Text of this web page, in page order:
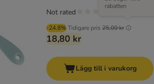
-24.8%Tidigare pris 25,00 kr
rabatten
18,80 kr
Not rated
Lägg till i varukorg